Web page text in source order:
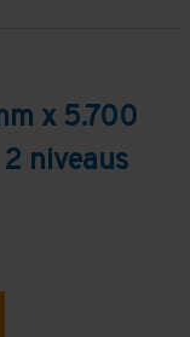
x 5.700
niveaus